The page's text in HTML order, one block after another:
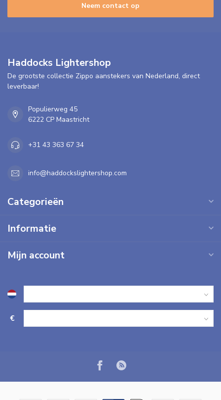
Neem contact op
Haddocks Lightershop
De grootste collectie Zippo aanstekers van Nederland, direct
leverbaar!
Populierweg 45
6222 CP Maastricht
+31 43 363 67 34
info@haddockslightershop.com
Categorieën
Informatie
Mijn account
€